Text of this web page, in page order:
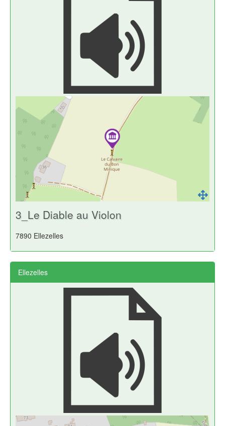
3_Le Diable au Violon
7890 Ellezelles
Ellezelles